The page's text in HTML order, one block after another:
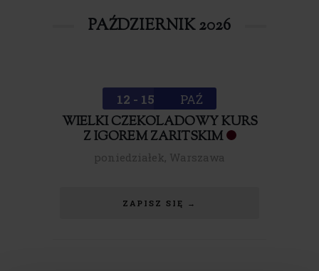
PAŹDZIERNIK 2026
12 - 15 PAŹ
WIELKI CZEKOLADOWY KURS
Z IGOREM ZARITSKIM
poniedziałek, Warszawa
ZAPISZ SIĘ →